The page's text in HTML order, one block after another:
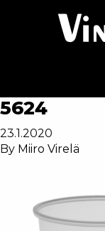
5624
23.1.2020
By Miiro Virelä